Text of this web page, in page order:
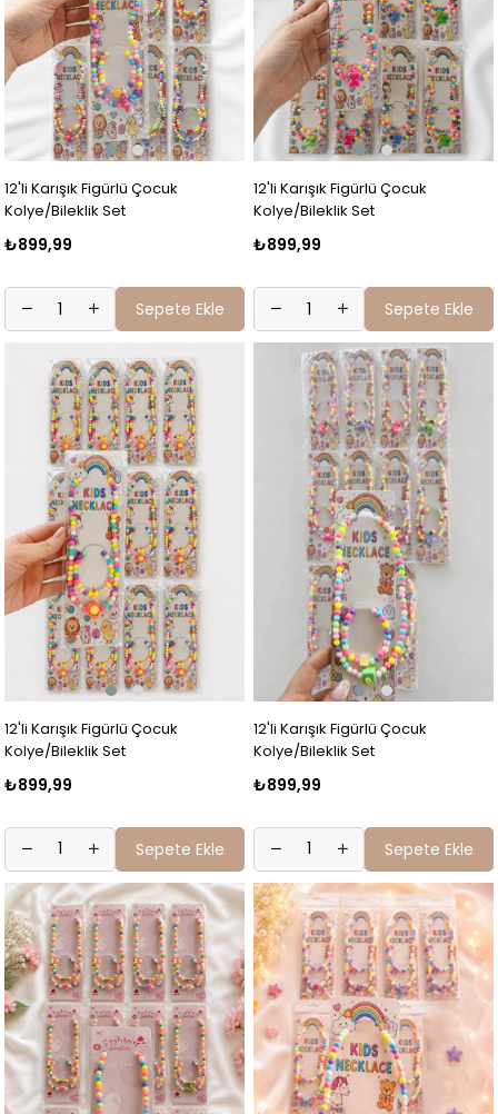
12'li Karışık Figürlü Çocuk
Kolye/Bileklik Set
₺899,99
Sepete Ekle
12'li Karışık Figürlü Çocuk
Kolye/Bileklik Set
₺899,99
Sepete Ekle
12'li Karışık Figürlü Çocuk
Kolye/Bileklik Set
₺899,99
Sepete Ekle
12'li Karışık Figürlü Çocuk
Kolye/Bileklik Set
₺899,99
Sepete Ekle